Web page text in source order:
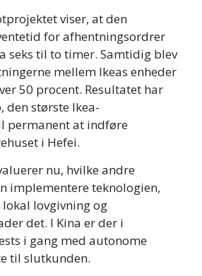
viser, at den
for afhentningsordrer
seks til to timer. Samtidig blev
mellem Ikeas enheder
50 procent. Resultatet har
den største Ikea-
permanent at indføre
i Hefei.
nu, hvilke andre
implementere teknologien,
lovgivning og
det. I Kina er der i
i gang med autonome
til slutkunden.